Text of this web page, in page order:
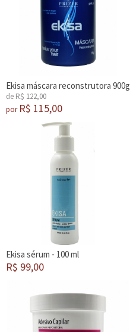
Ekisa máscara reconstrutora 900g
de R$ 122,00
por R$ 115,00
Ekisa sérum - 100 ml
R$ 99,00